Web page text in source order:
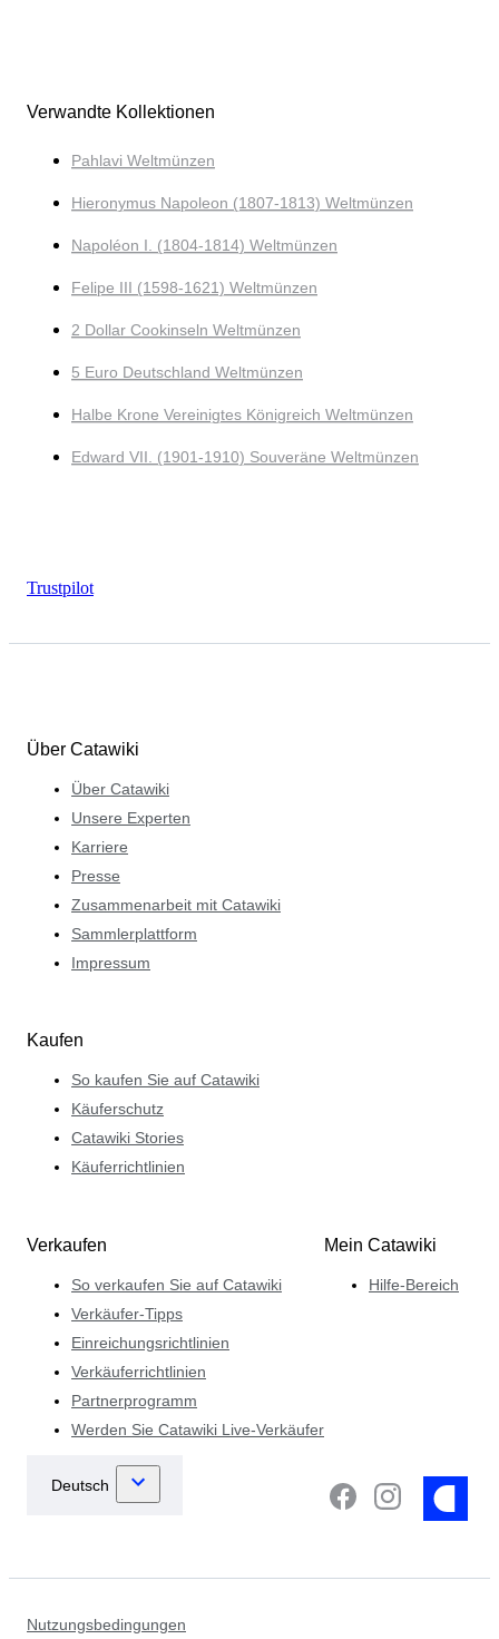
Verwandte Kollektionen
Pahlavi Weltmünzen
Hieronymus Napoleon (1807-1813) Weltmünzen
Napoléon I. (1804-1814) Weltmünzen
Felipe III (1598-1621) Weltmünzen
2 Dollar Cookinseln Weltmünzen
5 Euro Deutschland Weltmünzen
Halbe Krone Vereinigtes Königreich Weltmünzen
Edward VII. (1901-1910) Souveräne Weltmünzen
Trustpilot
Über Catawiki
Über Catawiki
Unsere Experten
Karriere
Presse
Zusammenarbeit mit Catawiki
Sammlerplattform
Impressum
Kaufen
So kaufen Sie auf Catawiki
Käuferschutz
Catawiki Stories
Käuferrichtlinien
Verkaufen
So verkaufen Sie auf Catawiki
Verkäufer-Tipps
Einreichungsrichtlinien
Verkäuferrichtlinien
Partnerprogramm
Werden Sie Catawiki Live-Verkäufer
Mein Catawiki
Hilfe-Bereich
Nutzungsbedingungen